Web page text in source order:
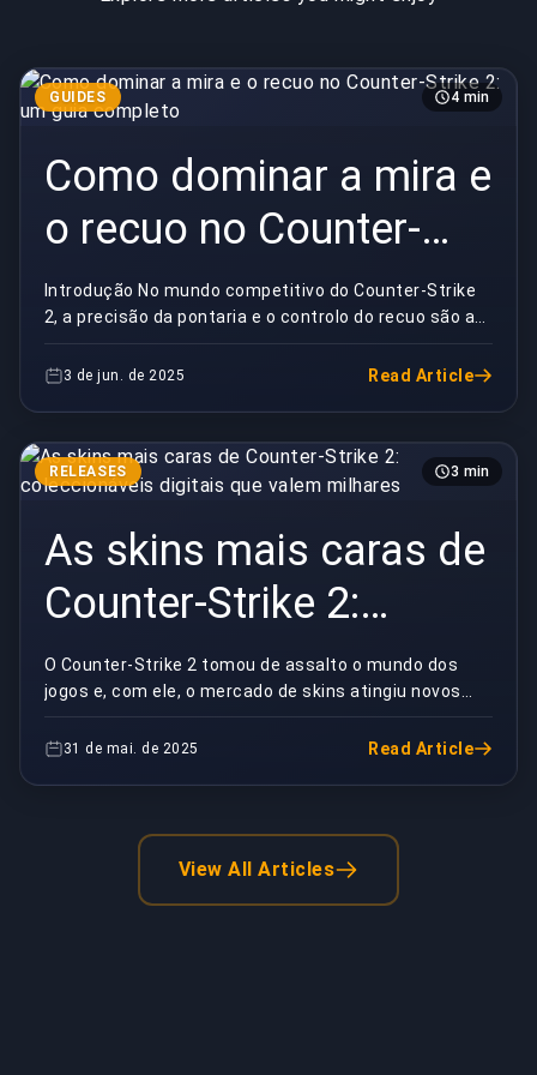
GUIDES 4 min
Como dominar a mira e
o recuo no Counter-
Strike 2: um guia
completo
Introdução No mundo competitivo do Counter-Strike
2, a precisão da pontaria e o controlo do recuo são as
duas competências mais vitais que separam os...
3 de jun. de 2025 Read Article
RELEASES 3 min
As skins mais caras de
Counter-Strike 2:
coleccionáveis digitais
que valem milhares
O Counter-Strike 2 tomou de assalto o mundo dos
jogos e, com ele, o mercado de skins atingiu novos
patamares. Alguns destes cosméticos digitais valem
... 31 de mai. de 2025 Read Article
View All Articles